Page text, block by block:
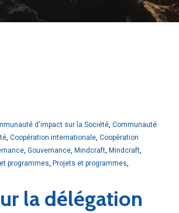
d'impact sur la Société, Communauté
, Coopération internationale, Coopération
, Gouvernance, Mindcraft, Mindcraft,
programmes Projets et programmes
la délégation